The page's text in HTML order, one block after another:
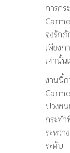
การก
จงรัก
เพียงก
เท่านั้น
งานนี้
ปวงชน
กระท
ระหว่า
ระดับ